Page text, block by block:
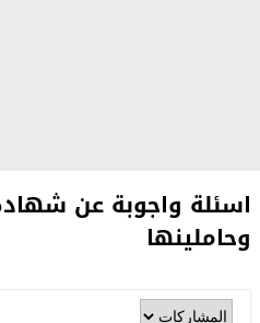
اسئلة واجوبة عن
وحاملينها